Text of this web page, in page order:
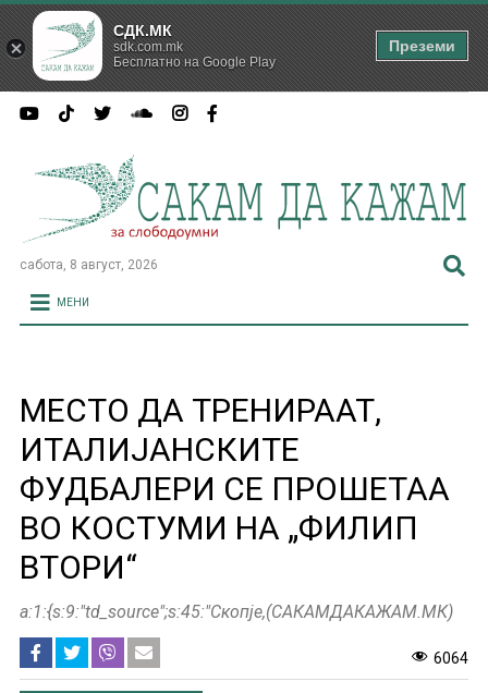
сабота, 8 август, 2026
МЕНИ
МЕСТО ДА ТРЕНИРААТ,
ИТАЛИЈАНСКИТЕ
ФУДБАЛЕРИ СЕ ПРОШЕТАА
ВО КОСТУМИ НА „ФИЛИП
ВТОРИ“
a:1:{s:9:"td_source";s:45:"Скопје,(САКАМДАКАЖАМ.МК)
6064
СДК.МК
sdk.com.mk
Бесплатно на Google Play
Преземи